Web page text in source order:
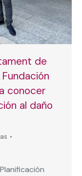
de
conocer
al daño